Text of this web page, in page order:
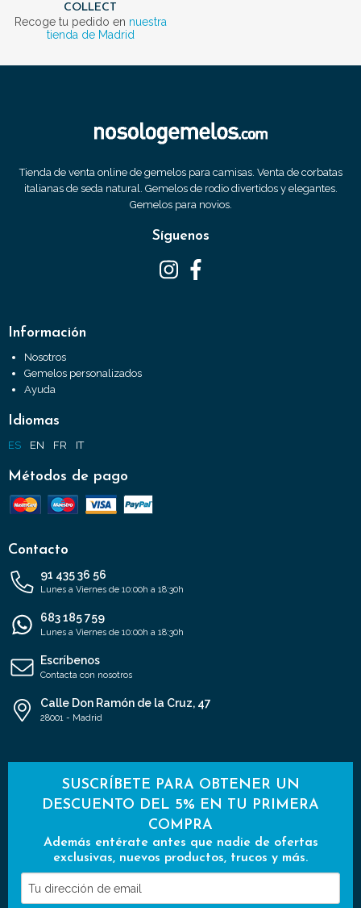
COLLECT
Recoge tu pedido en nuestra
tienda de Madrid
Tienda de venta online de gemelos para camisas. Venta de corbatas
italianas de seda natural. Gemelos de rodio divertidos y elegantes.
Gemelos para novios.
Síguenos
Información
Nosotros
Gemelos personalizados
Ayuda
Idiomas
ES EN FR IT
Métodos de pago
Contacto
91 435 36 56
Lunes a Viernes de 10:00h a 18:30h
683 185 759
Lunes a Viernes de 10:00h a 18:30h
Escríbenos
Contacta con nosotros
Calle Don Ramón de la Cruz, 47
28001 - Madrid
SUSCRÍBETE PARA OBTENER UN
DESCUENTO DEL 5% EN TU PRIMERA
COMPRA
Además entérate antes que nadie de ofertas
exclusivas, nuevos productos, trucos y más.
Tu
dirección